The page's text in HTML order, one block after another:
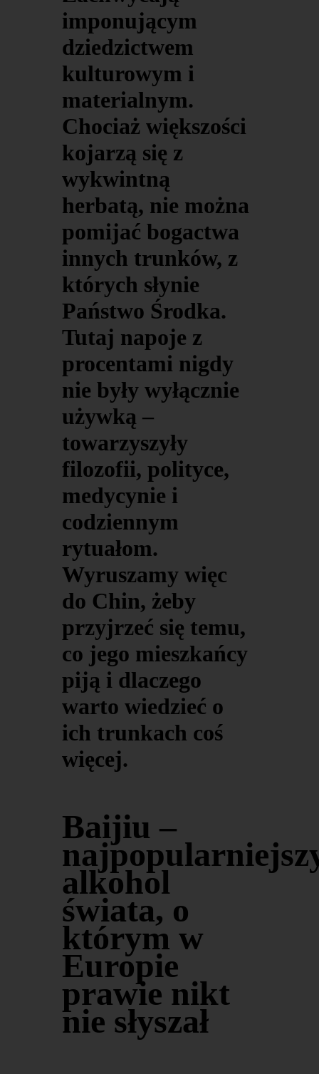
imponującym
dziedzictwem
kulturowym i
materialnym.
Chociaż większości
kojarzą się z
wykwintną
herbatą, nie można
pomijać bogactwa
innych trunków, z
których słynie
Państwo Środka.
Tutaj napoje z
procentami nigdy
nie były wyłącznie
używką –
towarzyszyły
filozofii, polityce,
medycynie i
codziennym
rytuałom.
Wyruszamy więc
do Chin, żeby
przyjrzeć się temu,
co jego mieszkańcy
piją i dlaczego
warto wiedzieć o
ich trunkach coś
więcej.
Baijiu –
alkohol
świata, o
którym w
Europie
prawie nikt
nie słyszał